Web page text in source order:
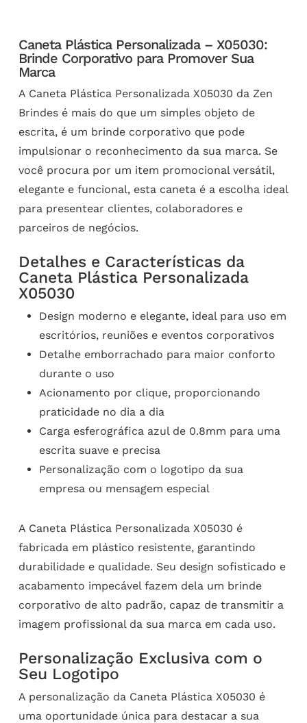
Caneta Plástica Personalizada – X05030:
Brinde Corporativo para Promover Sua
Marca
A Caneta Plástica Personalizada X05030 da Zen
Brindes é mais do que um simples objeto de
escrita, é um brinde corporativo que pode
impulsionar o reconhecimento da sua marca. Se
você procura por um item promocional versátil,
elegante e funcional, esta caneta é a escolha ideal
para presentear clientes, colaboradores e
parceiros de negócios.
Detalhes e Características da
Caneta Plástica Personalizada
X05030
Design moderno e elegante, ideal para uso em
escritórios, reuniões e eventos corporativos
Detalhe emborrachado para maior conforto
durante o uso
Acionamento por clique, proporcionando
praticidade no dia a dia
Carga esferográfica azul de 0.8mm para uma
escrita suave e precisa
Personalização com o logotipo da sua
empresa ou mensagem especial
A Caneta Plástica Personalizada X05030 é
fabricada em plástico resistente, garantindo
durabilidade e qualidade. Seu design sofisticado e
acabamento impecável fazem dela um brinde
corporativo de alto padrão, capaz de transmitir a
imagem profissional da sua marca em cada uso.
Personalização Exclusiva com o
Seu Logotipo
A personalização da Caneta Plástica X05030 é
uma oportunidade única para destacar a sua